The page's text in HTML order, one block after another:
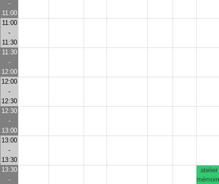
-
11:00
11:00
-
11:30
11:30
-
12:00
12:00
-
12:30
12:30
-
13:00
13:00
-
13:30
13:30
-
atelier